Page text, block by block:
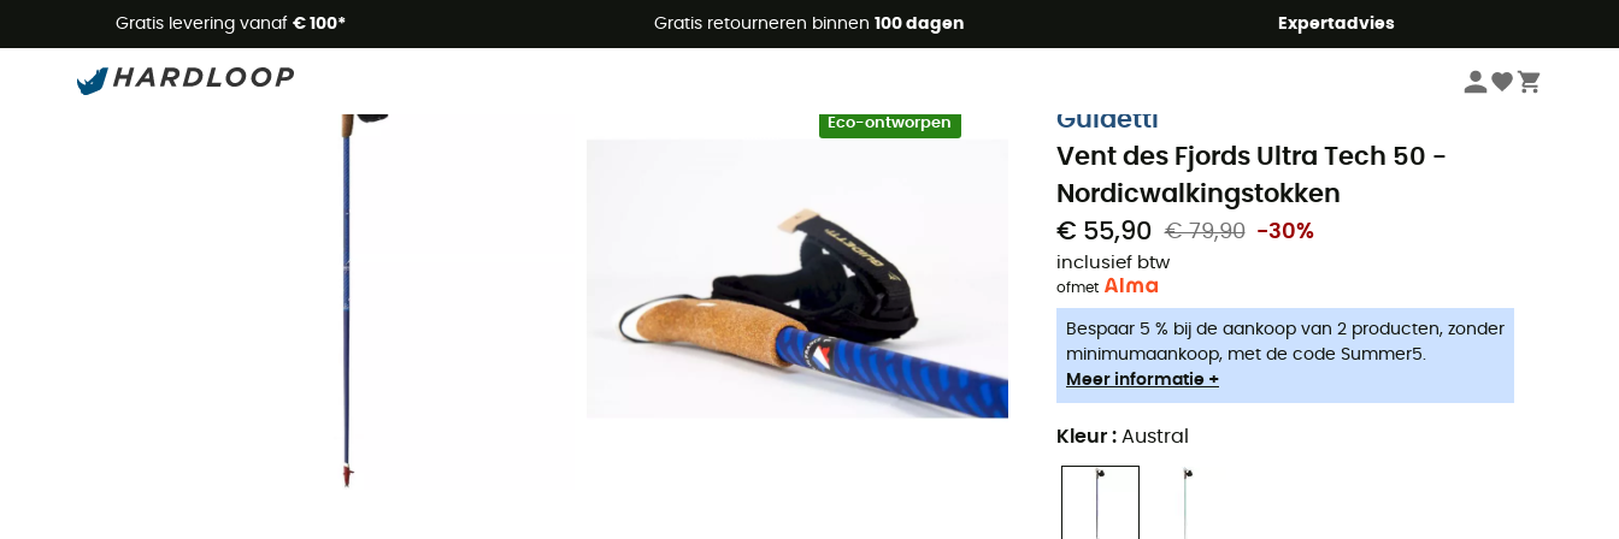
Gratis levering vanaf € 100* Gratis retourneren binnen 100 dagen Expertadvies
Zomeraanbiedingen 🔥 -5% EXTRA vanaf 2 producten* met code Summer5
Eco-ontworpen
Guidetti
Vent des Fjords Ultra Tech 50 -
Nordicwalkingstokken
€ 55,90 € 79,90 -30%
inclusief btw
ofmet
Bespaar 5 % bij de aankoop van 2 producten, zonder
minimumaankoop, met de code Summer5.
Meer informatie +
Kleur : Austral